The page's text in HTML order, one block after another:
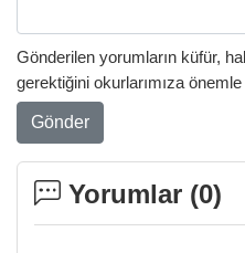
Gönderilen yorumların küfür,
gerektiğini okurlarımıza önemle
Gönder
Yorumlar (0)